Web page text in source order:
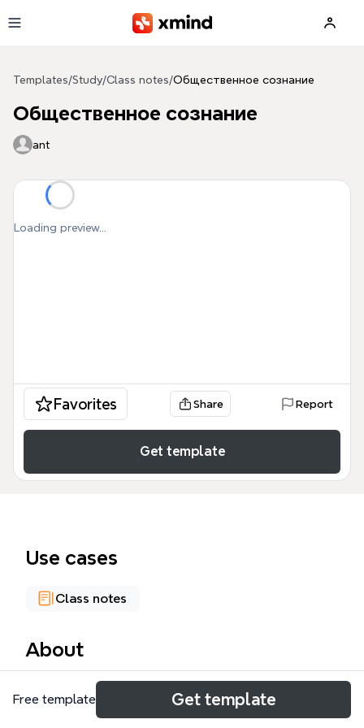
Templates/Study/Class notes/Общественное сознание
Общественное сознание
ant
Loading preview...
Favorites Share Report
Get template
Use cases
Class notes
About
Общественное сознание — это совокупность
идей, теорий, взглядов, представлений, чувств,
Free template Get template